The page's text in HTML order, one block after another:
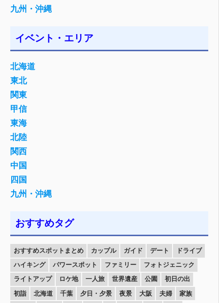
九州・沖縄
イベント・エリア
北海道
東北
関東
甲信
東海
北陸
関西
中国
四国
九州・沖縄
おすすめタグ
おすすめスポットまとめ カップル ガイド デート
ドライブ
ハイキング
パワースポット ファミリー
フォトジェニック
ライトアップ
ロケ地 一人旅 世界遺産 公園
初日の出
初詣
北海道 千葉 夕日・夕景 夜景 大阪 夫婦
家族